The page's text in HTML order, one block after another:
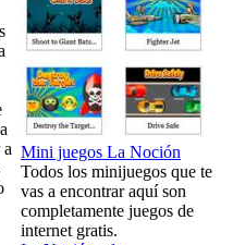
Mini juegos La Noción
Todos los minijuegos que te
vas a encontrar aquí son
completamente juegos de
internet gratis.